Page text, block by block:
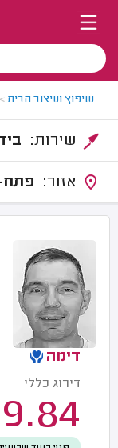
שיפוץ ועיצוב הבית>
דימה
דירוג כללי
9.84